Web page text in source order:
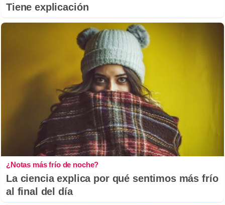
Tiene explicación
¿Notas más frío de noche?
La ciencia explica por qué sentimos más frío
al final del día